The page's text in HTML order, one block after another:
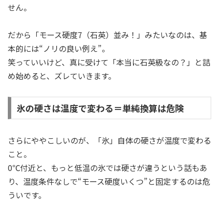
せん。
だから「モース硬度7（石英）並み！」みたいなのは、基
本的には“ノリの良い例え”。
笑っていいけど、真に受けて「本当に石英級なの？」と詰
め始めると、ズレていきます。
氷の硬さは温度で変わる＝単純換算は危険
さらにややこしいのが、「氷」自体の硬さが温度で変わる
こと。
0℃付近と、もっと低温の氷では硬さが違うという話もあ
り、温度条件なしで“モース硬度いくつ”と固定するのは危
ういです。